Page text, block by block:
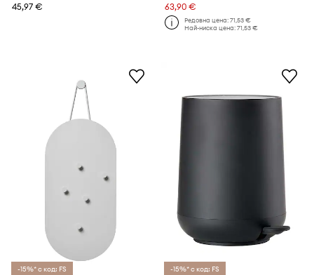
45,97 € 63,90 €
Редовна цена:71,53 €
Най-ниска цена:71,53 €
-15%* с код: FS -15%* с код: FS